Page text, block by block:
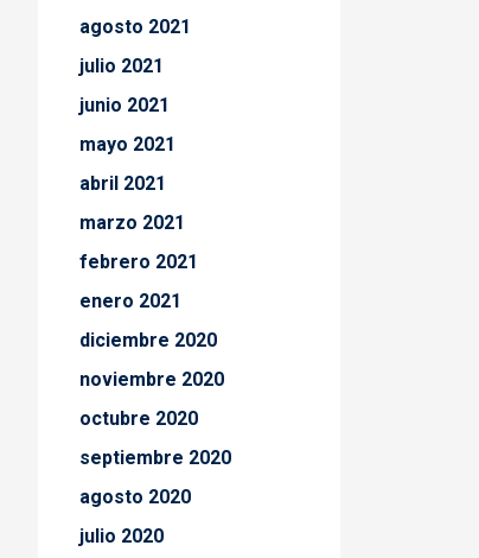
agosto 2021
julio 2021
junio 2021
mayo 2021
abril 2021
marzo 2021
febrero 2021
enero 2021
diciembre 2020
noviembre 2020
octubre 2020
septiembre 2020
agosto 2020
julio 2020